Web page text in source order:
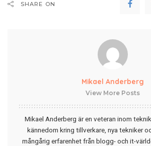
SHARE ON
Mikael Anderberg
View More Posts
Mikael Anderberg är en veteran inom
kännedom kring tillverkare, nya tekniker
mångårig erfarenhet från blogg- och it-